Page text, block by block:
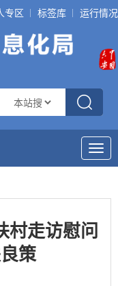
专区 标签库 运行情况
导
航
村走访慰问
策